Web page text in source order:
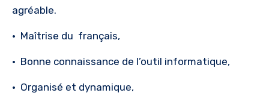
agréable.
· Maîtrise du français,
· Bonne connaissance de l’outil informatique,
· Organisé et dynamique,